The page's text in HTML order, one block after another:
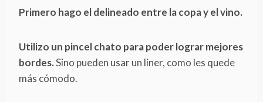
Primero hago el delineado entre la copa y el vino.
Utilizo un pincel chato para poder lograr mejores
bordes.Sino pueden usar un liner, como les quede
más cómodo.